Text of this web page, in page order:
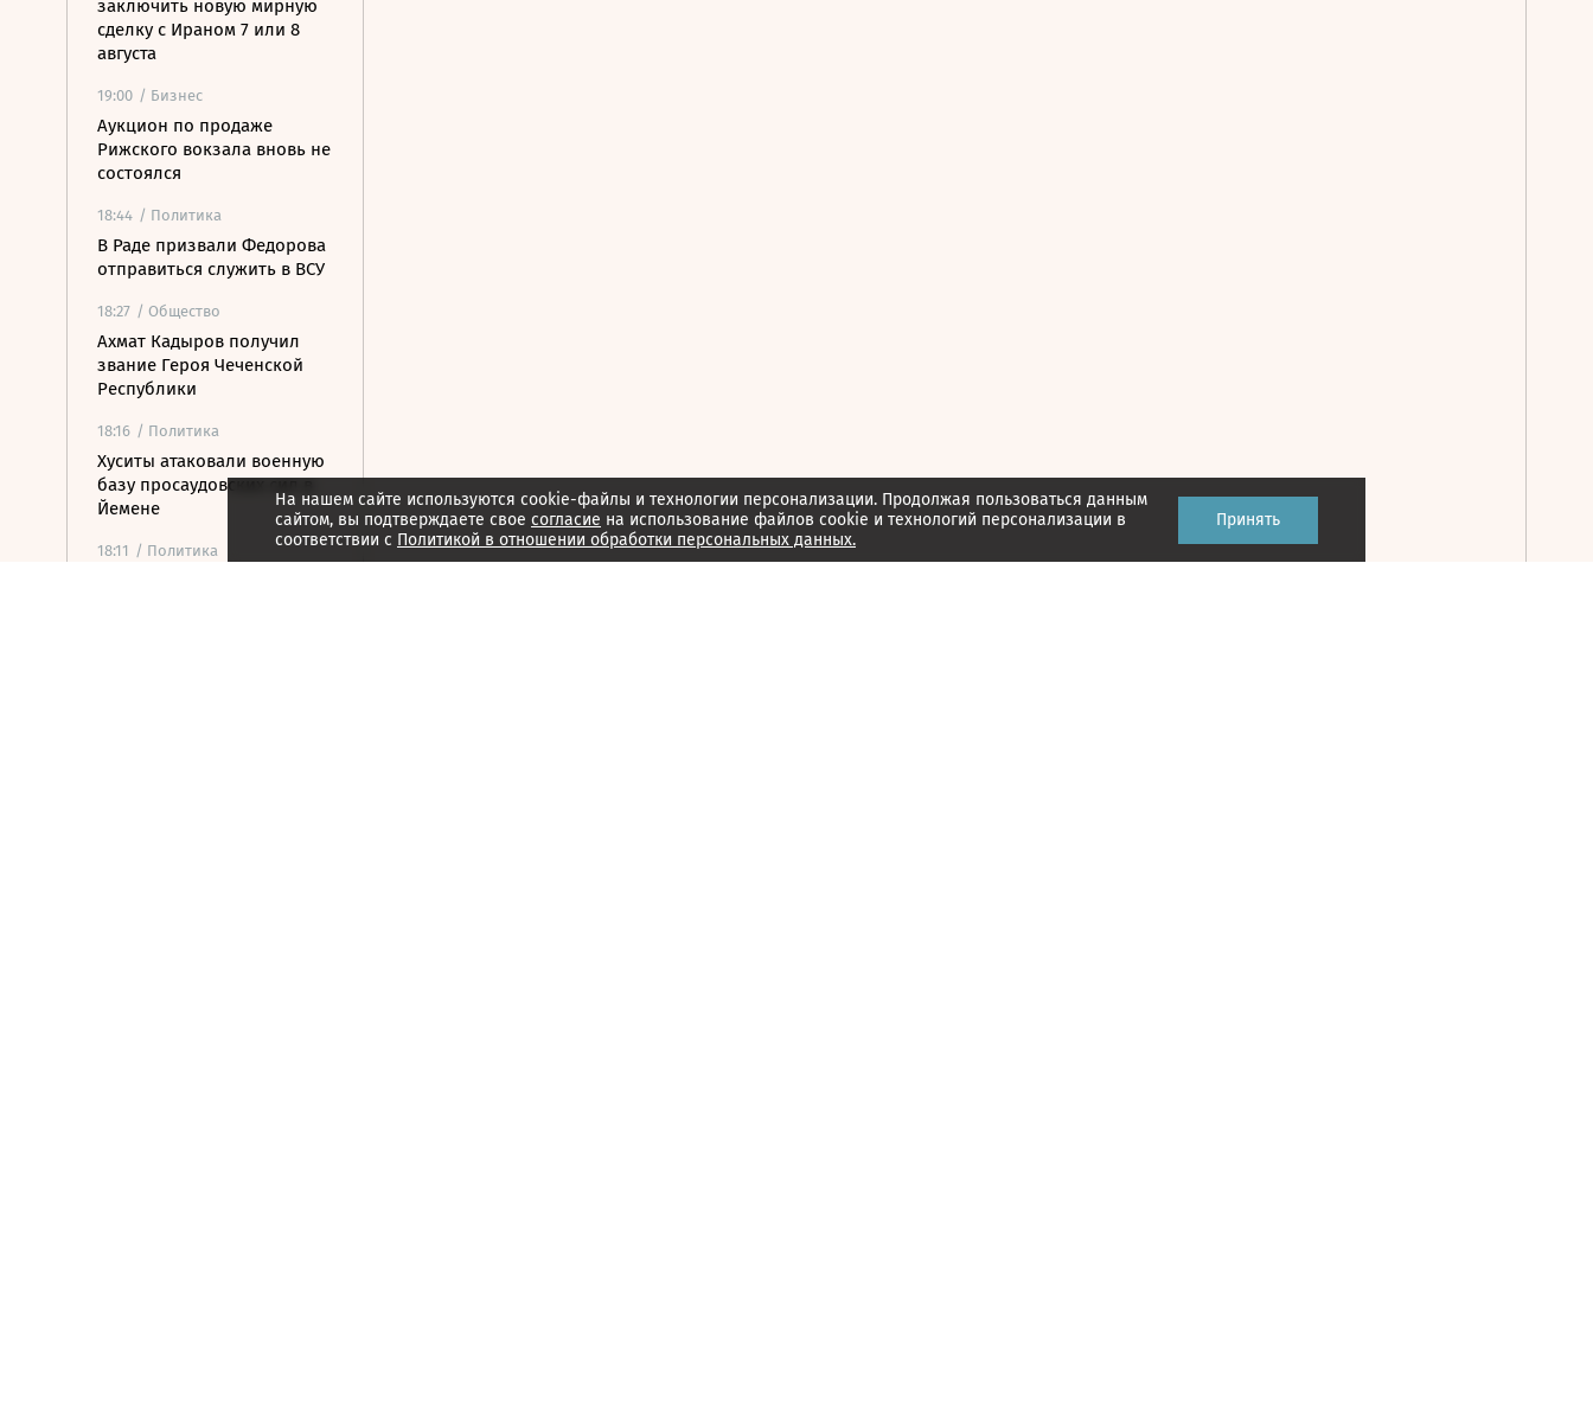
заключить новую мирную
сделку с Ираном 7 или 8
августа
19:00 / Бизнес
Аукцион по продаже
Рижского вокзала вновь не
состоялся
18:44 / Политика
В Раде призвали Федорова
отправиться служить в ВСУ
18:27 / Общество
Ахмат Кадыров получил
звание Героя Чеченской
Республики
18:16 / Политика
Хуситы атаковали военную
базу просаудовских сил в
Йемене
18:11 / Политика
На нашем сайте используются cookie-файлы и технологии персонализации. Продолжая пользоваться данным
сайтом, вы подтверждаете свое согласие на использование файлов cookie и технологий персонализации в
соответствии с Политикой в отношении обработки персональных данных.
Принять